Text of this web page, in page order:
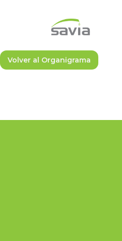
Volver al Organigrama